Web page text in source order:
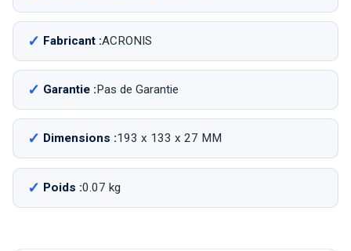
Fabricant :ACRONIS
Garantie :Pas de Garantie
Dimensions :193 x 133 x 27 MM
Poids :0.07 kg